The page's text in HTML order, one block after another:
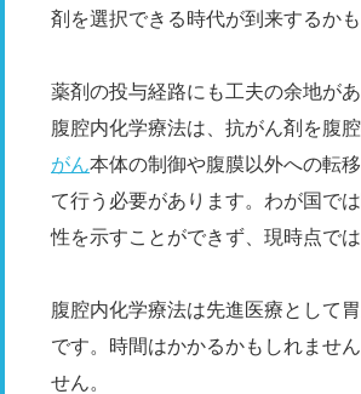
剤を選択できる時代が到来するかも
薬剤の投与経路にも工夫の余地が
腹腔内化学療法は、抗がん剤を腹
がん本体の制御や腹膜以外への転
て行う必要があります。わが国で
性を示すことができず、現時点で
腹腔内化学療法は先進医療として
です。時間はかかるかもしれませ
せん。